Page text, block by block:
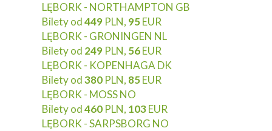
LĘBORK - NORTHAMPTON GB
Bilety od449 PLN, 95EUR
LĘBORK - GRONINGEN NL
Bilety od 249 PLN, 56EUR
LĘBORK - KOPENHAGA DK
Bilety od380 PLN, 85EUR
LĘBORK - MOSS NO
Bilety od460 PLN, 103EUR
LĘBORK - SARPSBORG NO